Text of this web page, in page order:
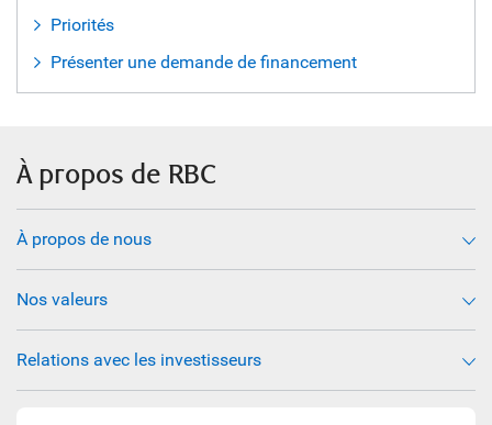
Priorités
Présenter une demande de financement
À propos de RBC
À propos de nous
Nos valeurs
Relations avec les investisseurs